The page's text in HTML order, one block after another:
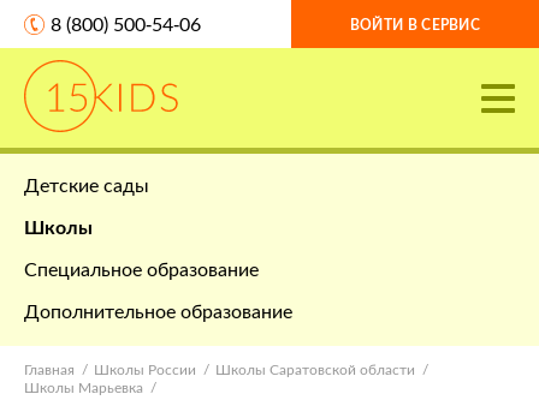
8 (800) 500-54-06 ВОЙТИ В СЕРВИС
Детские сады
Школы
Специальное образование
Дополнительное образование
Главная Школы России
Школы Саратовской области
Школы Марьевка